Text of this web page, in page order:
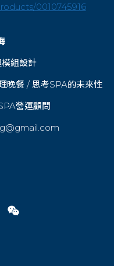
0010745916
組設計
晚餐 / 思考SPA的未來性
營運顧問
Line